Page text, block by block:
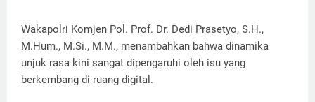
Wakapolri Komjen Pol. Prof. Dr. Dedi Prasetyo, S.H.,
M.Hum., M.Si., M.M., menambahkan bahwa dinamika
unjuk rasa kini sangat dipengaruhi oleh isu yang
berkembang di ruang digital.